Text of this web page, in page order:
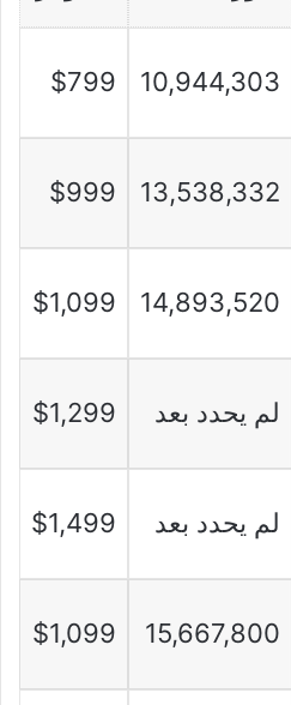
10,944,303
$799
13,538,332
$999
14,893,520
$1,099
لم يحدد بعد $1,299
لم يحدد بعد $1,499
15,667,800
$1,099